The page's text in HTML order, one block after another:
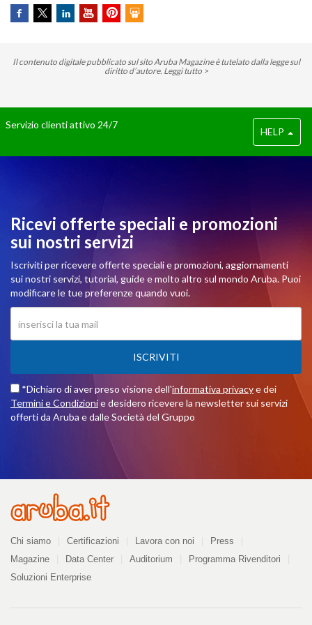
Il contenuto digitale pubblicato sul sito Aruba Magazine è tutelato dalla legge sul
diritto d’autore. Leggi tutto >
HELP
Servizio clienti attivo 24/7
Ricevi offerte speciali e promozioni
sui nostri servizi
Iscriviti per ricevere offerte speciali e promozioni, aggiornamenti
sui nostri servizi, tutorial, guide e molto altro sul mondo Aruba. Puoi
modificare le tue preferenze quando vuoi.
ISCRIVITI
*Dichiaro di aver preso visione dell'informativa privacye dei
Termini e Condizionie desidero ricevere la newsletter sui servizi
offerti da Aruba e dalle Società del Gruppo
Azienda
Chi siamo Certificazioni Lavora con noi
Press
Magazine
Data Center Auditorium
Programma Rivenditori
Soluzioni Enterprise